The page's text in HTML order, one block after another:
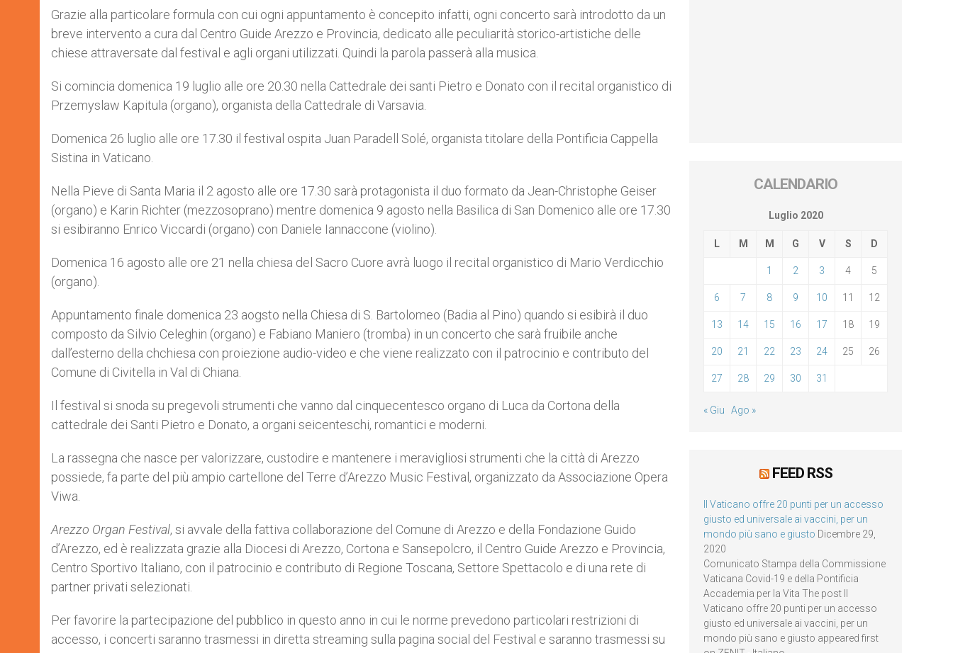
Grazie alla particolare formula con cui ogni appuntamento è concepito infatti, ogni concerto sarà introdotto da un
breve intervento a cura dal Centro Guide Arezzo e Provincia, dedicato alle peculiarità storico-artistiche delle
chiese attraversate dal festival e agli organi utilizzati. Quindi la parola passerà alla musica.
Si comincia domenica 19 luglio alle ore 20.30 nella Cattedrale dei santi Pietro e Donato con il recital organistico di
Przemyslaw Kapitula (organo), organista della Cattedrale di Varsavia.
Domenica 26 luglio alle ore 17.30 il festival ospita Juan Paradell Solé, organista titolare della Pontificia Cappella
Sistina in Vaticano.
Nella Pieve di Santa Maria il 2 agosto alle ore 17.30 sarà protagonista il duo formato da Jean-Christophe Geiser
(organo) e Karin Richter (mezzosoprano) mentre domenica 9 agosto nella Basilica di San Domenico alle ore 17.30
si esibiranno Enrico Viccardi (organo) con Daniele Iannaccone (violino).
Domenica 16 agosto alle ore 21 nella chiesa del Sacro Cuore avrà luogo il recital organistico di Mario Verdicchio
(organo).
Appuntamento finale domenica 23 aogsto nella Chiesa di S. Bartolomeo (Badia al Pino) quando si esibirà il duo
composto da Silvio Celeghin (organo) e Fabiano Maniero (tromba) in un concerto che sarà fruibile anche
dall’esterno della chchiesa con proiezione audio-video e che viene realizzato con il patrocinio e contributo del
Comune di Civitella in Val di Chiana.
Il festival si snoda su pregevoli strumenti che vanno dal cinquecentesco organo di Luca da Cortona della
cattedrale dei Santi Pietro e Donato, a organi seicenteschi, romantici e moderni.
La rassegna che nasce per valorizzare, custodire e mantenere i meravigliosi strumenti che la città di Arezzo
possiede, fa parte del più ampio cartellone del Terre d’Arezzo Music Festival, organizzato da Associazione Opera
Viwa.
Arezzo Organ Festival, si avvale della fattiva collaborazione del Comune di Arezzo e della Fondazione Guido
d’Arezzo, ed è realizzata grazie alla Diocesi di Arezzo, Cortona e Sansepolcro, il Centro Guide Arezzo e Provincia,
Centro Sportivo Italiano, con il patrocinio e contributo di Regione Toscana, Settore Spettacolo e di una rete di
partner privati selezionati.
Per favorire la partecipazione del pubblico in questo anno in cui le norme prevedono particolari restrizioni di
accesso, i concerti saranno trasmessi in diretta streaming sulla pagina social del Festival e saranno trasmessi su
CALENDARIO
Luglio 2020
L M M G V S D
1 2 3 4 5
6 7 8 9 10 11 12
13 14 15 16 17 18 19
20 21 22 23 24 25 26
27 28 29 30 31
« Giu Ago »
FEED RSS
Il Vaticano offre 20 punti per un accesso
giusto ed universale ai vaccini, per un
mondo più sano e giusto Dicembre 29,
2020
Comunicato Stampa della Commissione
Vaticana Covid-19 e della Pontificia
Accademia per la Vita The post Il
Vaticano offre 20 punti per un accesso
giusto ed universale ai vaccini, per un
mondo più sano e giusto appeared first